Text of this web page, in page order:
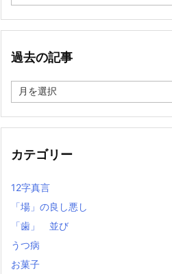
過去の記事
去
記
カテゴリー
12字真言
「場」の良し悪し
「歯」 並び
うつ病
お菓子